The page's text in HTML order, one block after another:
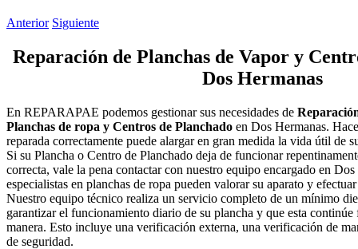
Anterior Siguiente
Reparación de Planchas de Vapor y
Dos Hermanas
En REPARAPAE podemos gestionar sus necesidades de
Planchas de ropa y Centros de Planchado en Dos Hermanas.
reparada correctamente puede alargar en gran medida la vida útil de
Si su Plancha o Centro de Planchado deja de funcionar
correcta, vale la pena contactar con nuestro equipo encargado en
especialistas en planchas de ropa pueden valorar su aparato y
Nuestro equipo técnico realiza un servicio completo de un mínimo
garantizar el funcionamiento diario de su plancha y que esta
manera. Esto incluye una verificación externa, una verificación de
de seguridad.